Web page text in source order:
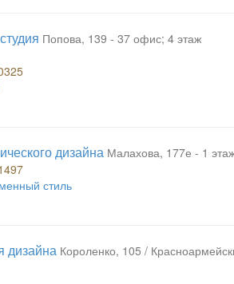
Попова, 139 - 37 офис; 4 этаж
дизайна Малахова, 177е - 1
стиль
дизайна Короленко, 105 /